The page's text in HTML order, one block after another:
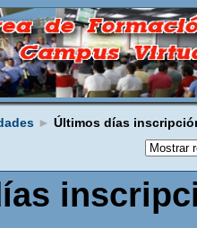
► Últimos días